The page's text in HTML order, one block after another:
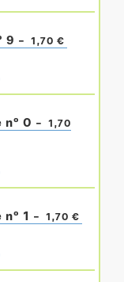
9 - 1,70 €
nº 0 -
1,70
nº 1 - 1,70 €